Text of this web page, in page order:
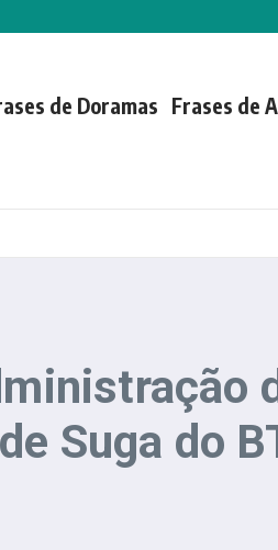
de Doramas Frases de
Suga do